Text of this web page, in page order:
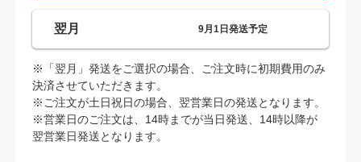
翌月 9月1日発送予定
※「翌月」発送をご選択の場合、ご注文時に初期費用のみ
決済させていただきます。
※ご注文が土日祝日の場合、翌営業日の発送となります。
※営業日のご注文は、14時までが当日発送、14時以降が
翌営業日発送となります。